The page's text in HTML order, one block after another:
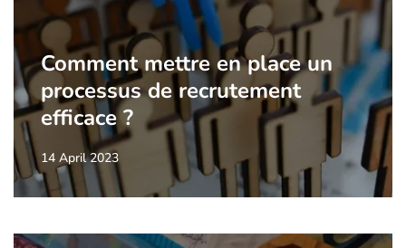
Comment mettre en place un
processus de recrutement
efficace ?
14 April 2023